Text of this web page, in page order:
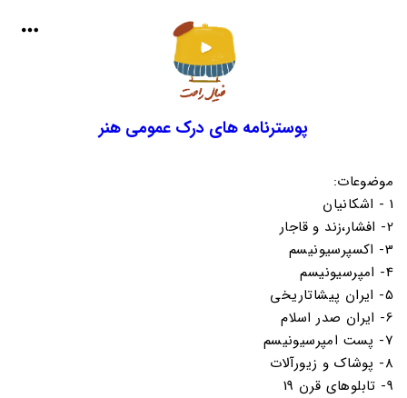
پوسترنامه های درک عمومی هنر
موضوعات:
1 - اشکانیان
2- افشار،زند و قاجار
3- اکسپرسیونیسم
4- امپرسیونیسم
5- ایران پیشاتاریخی
6- ایران صدر اسلام
7- پست امپرسیونیسم
8- پوشاک و زیورآلات
9- تابلوهای قرن 19